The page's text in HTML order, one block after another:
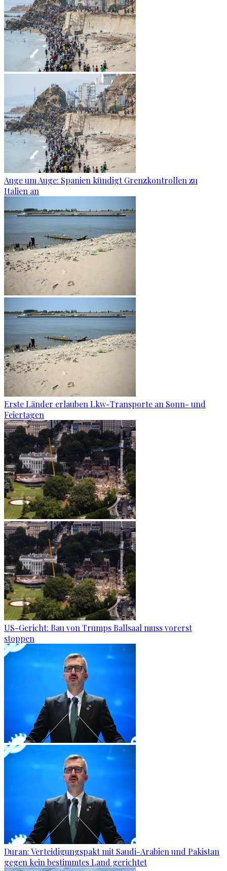
Auge um Auge: Spanien kündigt Grenzkontrollen zu
Italien an
Erste Länder erlauben Lkw-Transporte an Sonn- und
Feiertagen
US-Gericht: Bau von Trumps Ballsaal muss vorerst
stoppen
Duran: Verteidigungspakt mit Saudi-Arabien und Pakistan
gegen kein bestimmtes Land gerichtet